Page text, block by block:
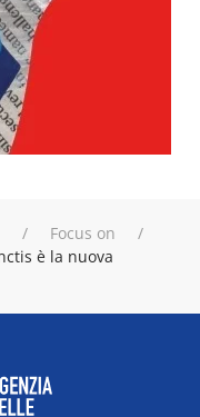
Focus on
è la nuova